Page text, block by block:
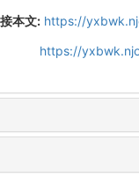
本文: https://
https://